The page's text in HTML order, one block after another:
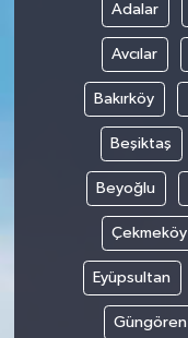
Adalar
Avcılar
Bakırköy
Beşiktaş
Beyoğlu
Çekmeköy
Eyüpsultan
Güngören